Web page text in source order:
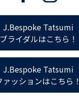
J.Bespoke Tatsumi
ブライダルはこちら！
J.Bespoke Tatsumi
ァッションはこちら！